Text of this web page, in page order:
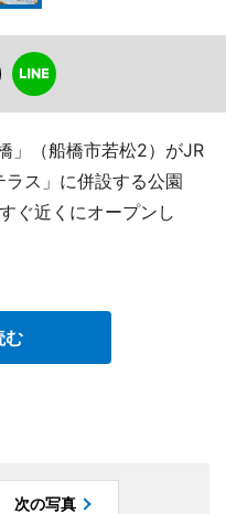
」（船橋市若松2）がJR
ス」に併設する公園
ぐ近くにオープンし
む
次の写真